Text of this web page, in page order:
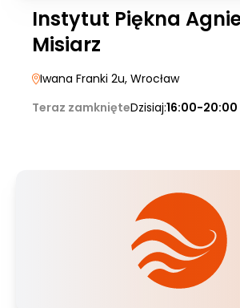
Instytut Piękna
Misiarz
Iwana Franki 2u, Wrocław
Teraz zamknięteDzisiaj:16:00-20:00